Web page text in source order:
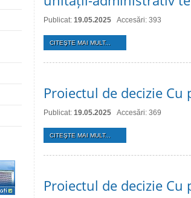
Publicat: 19.05.2025 Accesări: 393
CITEŞTE MAI MULT...
Proiectul de decizie
Publicat: 19.05.2025 Accesări: 369
CITEŞTE MAI MULT...
Proiectul de decizie